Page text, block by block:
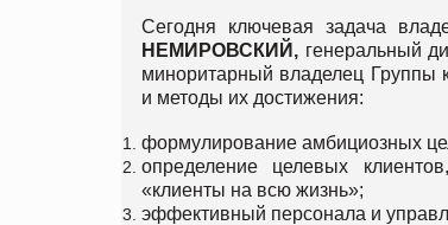
Сегодня ключевая задача
НЕМИРОВСКИЙ , генеральный
миноритарный владелец Группы
и методы их достижения:
формулирование амбициозных
определение целевых
«клиенты на всю жизнь»;
эффективный персонала и